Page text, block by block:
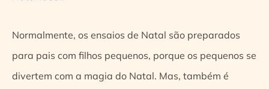
Normalmente, os ensaios de Natal são preparados
para pais com filhos pequenos, porque os pequenos se
divertem com a magia do Natal. Mas, também é